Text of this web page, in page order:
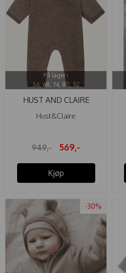
På lager i
56, 68, 74, 80, 92
HUST AND CLAIRE
HELDRESS ...
Hust&Claire
949,- 569,-
Kjøp
-30%